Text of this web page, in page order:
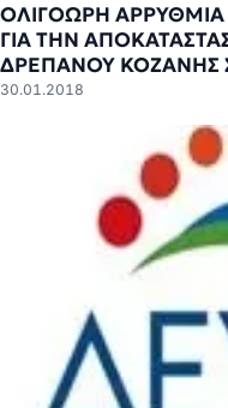
ΟΛΙΓΟΩΡΗ
ΓΙΑ ΤΗΝ
ΔΡΕΠΑΝΟΥ ΚΟΖΑΝΗΣ
30.01.2018